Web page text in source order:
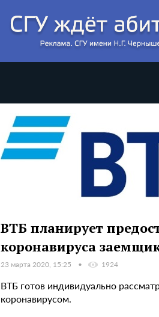
ВТБ планирует
коронавируса
23 марта 2020, 15:25 1924
ВТБ готов индивидуально
коронавирусом.